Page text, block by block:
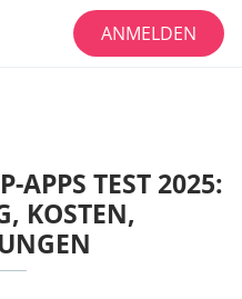
ANMELDEN
APPS TEST 2025:
KOSTEN,